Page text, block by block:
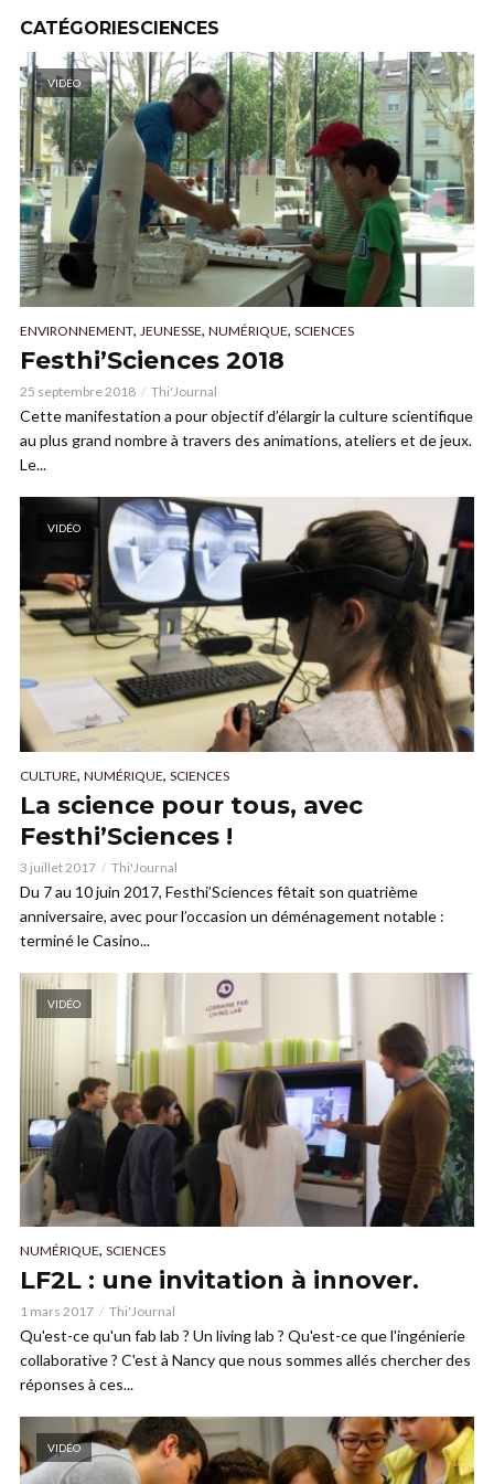
CATÉGORIESCIENCES
VIDÉO
ENVIRONNEMENT, JEUNESSE, NUMÉRIQUE, SCIENCES
Festhi’Sciences 2018
25 septembre 2018 Thi'Journal
Cette manifestation a pour objectif d’élargir la culture scientifique
au plus grand nombre à travers des animations, ateliers et de jeux.
Le...
VIDÉO
CULTURE, NUMÉRIQUE, SCIENCES
La science pour tous, avec
Festhi’Sciences !
3 juillet 2017 Thi'Journal
Du 7 au 10 juin 2017, Festhi’Sciences fêtait son quatrième
anniversaire, avec pour l’occasion un déménagement notable :
terminé le Casino...
VIDÉO
NUMÉRIQUE, SCIENCES
LF2L : une invitation à innover.
1 mars 2017 Thi'Journal
Qu'est-ce qu'un fab lab ? Un living lab ? Qu'est-ce que l'ingénierie
collaborative ? C'est à Nancy que nous sommes allés chercher des
réponses à ces...
VIDÉO